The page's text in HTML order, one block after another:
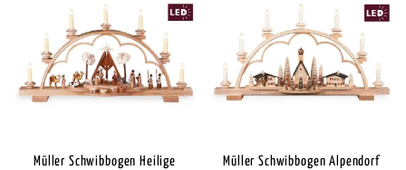
Müller Schwibbogen Heilige
Müller Schwibbogen Alpendorf